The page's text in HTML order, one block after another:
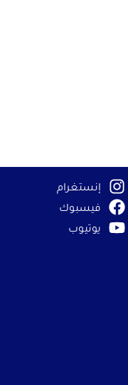
إنستغرام
فيسبوك
يوتيوب